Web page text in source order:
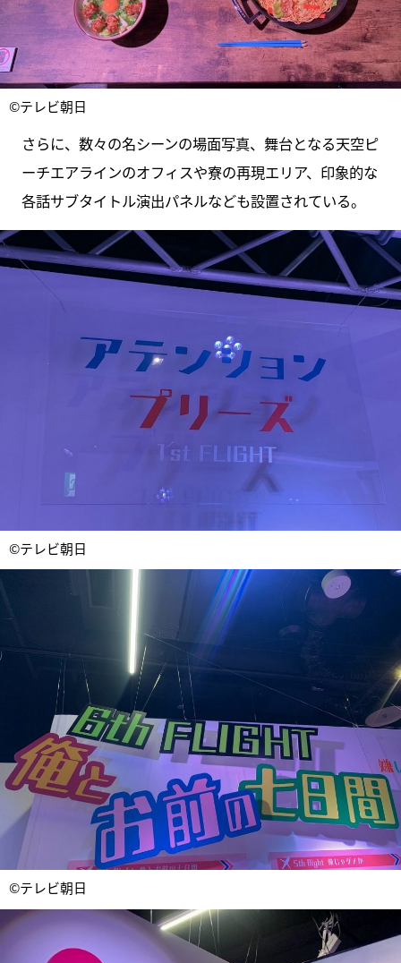
©テレビ朝日
さらに、数々の名シーンの場面写真、舞台となる天空ピ
ーチエアラインのオフィスや寮の再現エリア、印象的な
各話サブタイトル演出パネルなども設置されている。
©テレビ朝日
©テレビ朝日